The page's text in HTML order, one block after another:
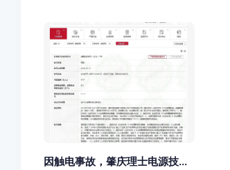
因触电事故，肇庆理士电源技...